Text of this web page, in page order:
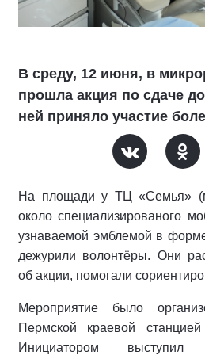
В среду, 12 июня, в
прошла акция по сдаче
ней приняло участие
На площади у ТЦ «Семья»
около специализированого
узнаваемой эмблемой в
дежурили волонтёры. Они
об акции, помогали
Мероприятие было
Пермской краевой
Инициатором выступил